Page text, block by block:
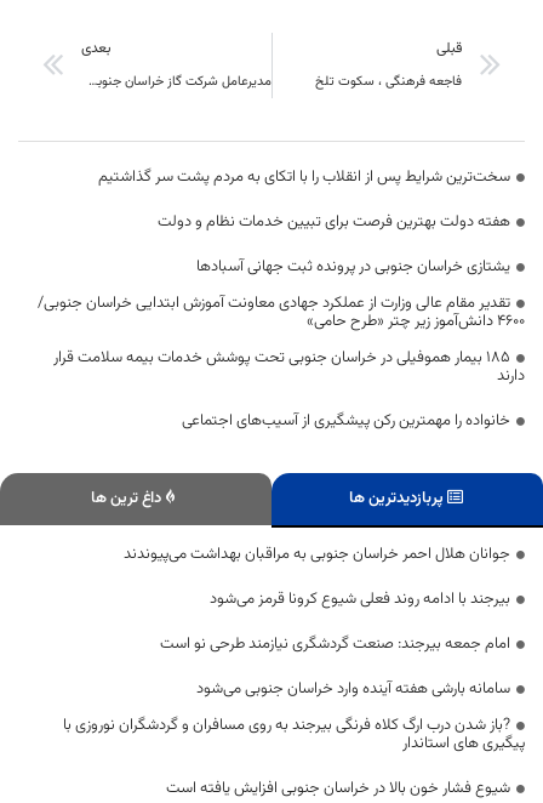
قبلی
فاجعه فرهنگی ، سکوت تلخ
بعدی
مدیرعامل شرکت گاز خراسان جنوبی: 25 شهر و 292 روستای خراسان جنوبی به شبکه سراسری گاز متصل است
سخت‌ترین شرایط پس از انقلاب را با اتکای به مردم پشت سر گذاشتیم
هفته دولت بهترین فرصت برای تبیین خدمات نظام و دولت
یشتازی خراسان جنوبی در پرونده ثبت جهانی آسبادها
تقدیر مقام عالی وزارت از عملکرد جهادی معاونت آموزش ابتدایی خراسان جنوبی/
۴۶۰۰ دانش‌آموز زیر چتر «طرح حامی»
۱۸۵ بیمار هموفیلی در خراسان جنوبی تحت پوشش خدمات بیمه سلامت قرار
دارند
خانواده را مهمترین رکن پیشگیری از آسیب‌های اجتماعی
پربازدیدترین ها داغ ترین ها
جوانان هلال احمر خراسان جنوبی به مراقبان بهداشت می‌پیوندند
بیرجند با ادامه روند فعلی شیوع کرونا قرمز می‌شود
امام جمعه بیرجند: صنعت گردشگری نیازمند طرحی نو است
سامانه بارشی هفته آینده وارد خراسان جنوبی می‌شود
?باز شدن درب ارگ کلاه فرنگی بیرجند به روی مسافران و گردشگران نوروزی با
پیگیری های استاندار
شیوع فشار خون بالا در خراسان جنوبی افزایش یافته است